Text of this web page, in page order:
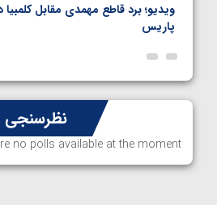
ویدیو؛ برد قاطع مهمدی مقابل کلمبیا
پاریس
نظرسنجی
no polls available at the moment.